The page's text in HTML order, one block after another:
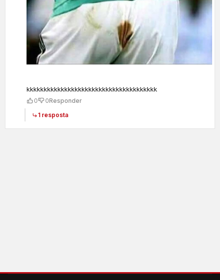
kkkkkkkkkkkkkkkkkkkkkkkkkkkkkkkkkkkkkk
0 0Responder
1 resposta